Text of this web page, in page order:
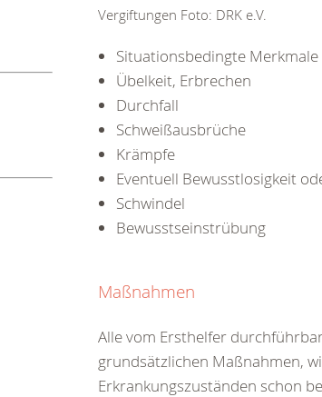
Vergiftungen Foto: DRK e.V.
Situationsbedingte
Übelkeit, Erbrechen
Durchfall
Schweißausbrüche
Krämpfe
Eventuell Bewusstlosigkeit
Schwindel
Bewusstseinstrübung
Maßnahmen
Alle vom Ersthelfer
grundsätzlichen Maßnahmen,
Erkrankungszuständen schon